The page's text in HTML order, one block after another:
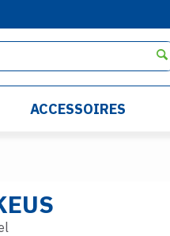
ACCESSOIRES